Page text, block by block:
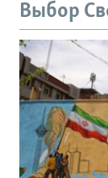
Выбор